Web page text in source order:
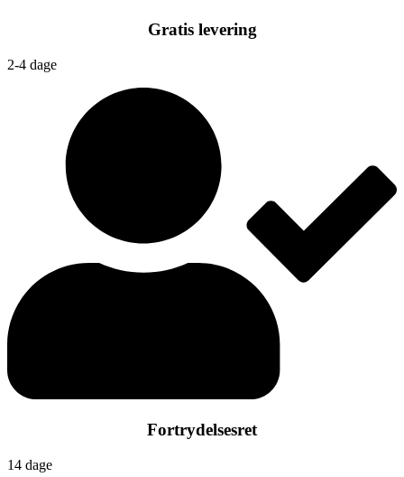
Gratis levering
2-4 dage
Fortrydelsesret
14 dage